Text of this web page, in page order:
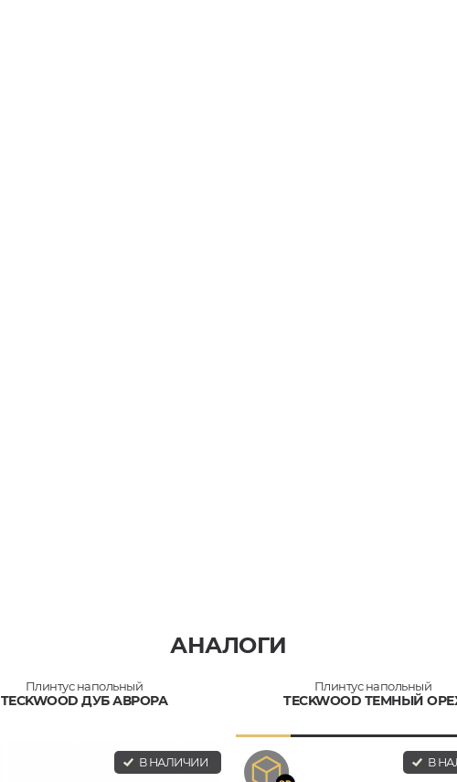
АНАЛОГИ
Плинтус напольный
TECKWOOD ДУБ АВРОРА
В НАЛИЧИИ
Плинтус напольный
TECKWOOD ТЕМНЫЙ
В